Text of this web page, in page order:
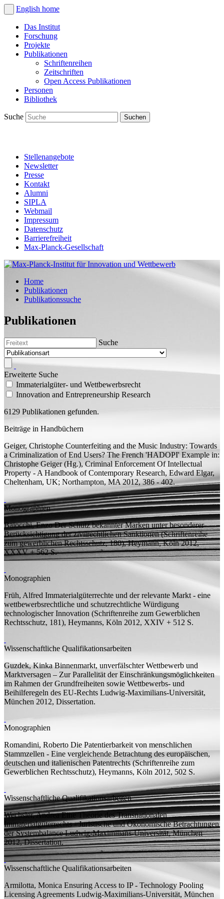
English home
Das Institut
Forschung
Projekte
Publikationen
Schriftenreihen
Zeitschriften
Open Access Publikationen
Personen
Bibliothek
Suche
Stellenangebote
Newsletter
Presse
Kontakt
Alumni
SIPLA
Webmail
Impressum
Datenschutz
Barrierefreiheit
Max-Planck-Gesellschaft
Home
Publikationen
Publikationssuche
Publikationen
Suche
Erweiterte Suche
Immaterialgüter- und Wettbewerbsrecht
Innovation and Entrepreneurship Research
6129 Publikationen gefunden.
Beiträge in Handbüchern
Geiger, Christophe Counterfeiting and the Music Industry: Towards
a Criminalization of End Users? The French 'HADOPI' Example in:
Christophe Geiger (Hg.), Criminal Enforcement Of Intellectual
Property - A Handbook of Contemporary Research, Edward Elgar,
Cheltenham, UK; Northampton, MA 2012, 386 - 402.
Monographien
Baiocchi, Enzo Der Schutz bekannter Marken unter besonderer
Berücksichtigung der zivilrechtlichen Sanktionen(Schriftenreihe
zum gewerblichen Rechtsschutz, 180), Heymann, Köln 2012,
XXXV + 562S.
Monographien
Früh, Alfred Immaterialgüterrechte und der relevante Markt - eine
wettbewerbsrechtliche und schutzrechtliche Würdigung
technologischer Innovation (Schriftenreihe zum Gewerblichen
Rechtsschutz, 181), Heymanns, Köln 2012, XXIV + 512 S.
Wissenschaftliche Qualifikationsarbeiten
Guzdek, Kinka Binnenmarkt, unverfälschter Wettbewerb und
Marktversagen – Zur Parallelität der Einschränkungsmöglichkeiten
im Rahmen der Grundfreiheiten sowie Wettbewerbs- und
Beihilferegeln des EU-Rechts Ludwig-Maximilians-Universität,
München 2012, Dissertation.
Monographien
Romandini, Roberto Die Patentierbarkeit von menschlichen
Stammzellen - Eine vergleichende Betrachtung des europäischen,
deutschen und italienischen Patentrechts(Schriftenreihe zum
Gewerblichen Rechtsschutz), Heymanns, Köln 2012, 502 S.
Wissenschaftliche Qualifikationsarbeiten
Wechsler, Andrea Eine Theorie des Transnationalen
Immaterialgüterrechts - Juristische und Ökonomische Betrachtungen
der SystembalanceLudwig-Maximilians-Universität, München
2012,Dissertation.
Wissenschaftliche Qualifikationsarbeiten
Armilotta, Monica Ensuring Access to IP - Technology Pooling
Licensing Agreements Ludwig-Maximilians-Universität, München